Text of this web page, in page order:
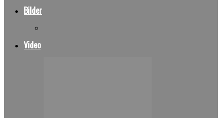
Bilder
Video